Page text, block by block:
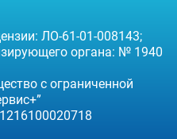
ЛО-61-01-008143;
органа: № 1940
с ограниченной